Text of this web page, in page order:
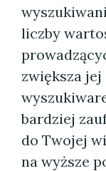
liczby
zwiększa
bardziej
do Twojej
na wyższe